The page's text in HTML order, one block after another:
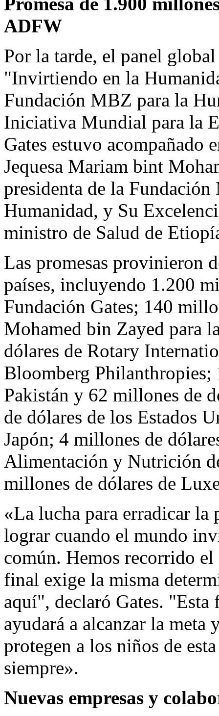
ADFW
Por la tarde, el panel
"Invirtiendo en la
Fundación MBZ para la
Iniciativa Mundial para la
Gates estuvo acompañado
Jequesa Mariam bint
presidenta de la Fundación
Humanidad, y Su
ministro de Salud de
Las promesas provinieron
países, incluyendo 1.200
Fundación Gates; 140
Mohamed bin Zayed para
dólares de Rotary
Bloomberg Philanthropies;
Pakistán y 62 millones de
de dólares de los Estados
Japón; 4 millones de
Alimentación y Nutrición
millones de dólares de
«La lucha para erradicar la
lograr cuando el mundo
común. Hemos recorrido
final exige la misma
aquí", declaró Gates.
ayudará a alcanzar la meta
protegen a los niños de
siempre».
Nuevas empresas y